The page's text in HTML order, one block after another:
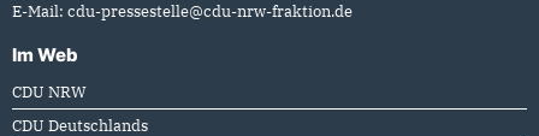
E-Mail: cdu-pressestelle@cdu-nrw-fraktion.de
Im Web
CDU NRW
CDU Deutschlands